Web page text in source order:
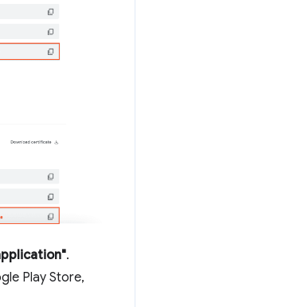
.
Play Store,